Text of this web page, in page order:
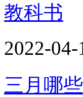
教科书
2022-
三月哪